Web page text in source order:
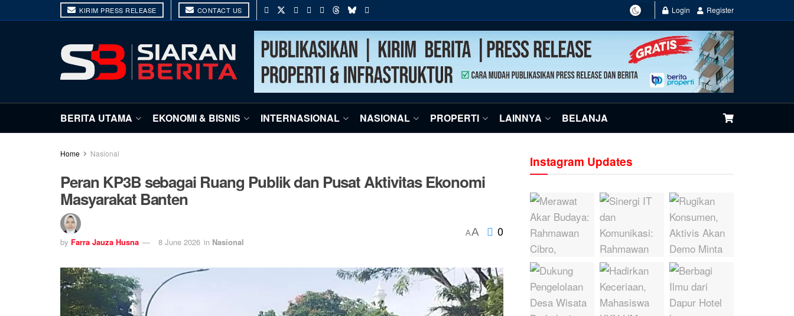
KIRIM PRESS RELEASE CONTACT US Login Register
BERITA UTAMA EKONOMI & BISNIS INTERNASIONAL NASIONAL PROPERTI LAINNYA BELANJA
Home Nasional
Peran KP3B sebagai Ruang Publik dan Pusat Aktivitas Ekonomi
Masyarakat Banten
by Farra Jauza Husna 8 June 2026 in Nasional
AA 0
Instagram Updates